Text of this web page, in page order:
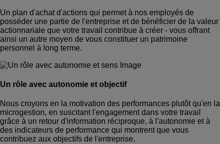
Un plan d'achat d'actions qui permet à nos employés de
posséder une partie de l'entreprise et de bénéficier de la valeur
actionnariale que votre travail contribue à créer - vous offrant
ainsi un autre moyen de vous constituer un patrimoine
personnel à long terme.
Un rôle avec autonomie et objectif
Nous croyons en la motivation des performances plutôt qu'en la
microgestion, en suscitant l'engagement dans votre travail
grâce à un retour d'information réciproque, à l'autonomie et à
des indicateurs de performance qui montrent que vous
contribuez aux objectifs de l'entreprise.